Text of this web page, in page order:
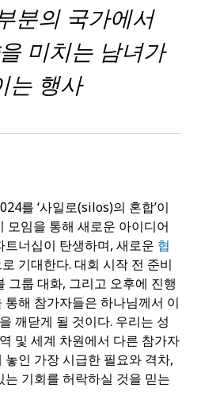
분의 국가에서
미치는 남녀가
는 행사
를 ‘사일로(silos)의 혼합’이
모임을 통해 새로운 아이디어
너십이 탄생하며, 새로운 협
기대한다. 대회 시작 전 준비
그룹 대화, 그리고 오후에 진행
해 참가자들은 하나님께서 이
깨닫게 될 것이다. 우리는 성
및 세계 차원에서 다른 참가자
인 가장 시급한 필요와 격차,
기회를 허락하실 것을 믿는